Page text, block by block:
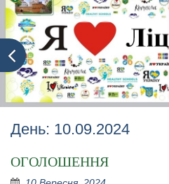
День: 10.09.2024
ОГОЛОШЕННЯ